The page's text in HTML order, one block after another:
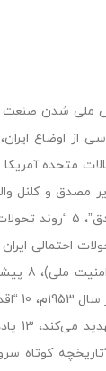
اوضاع
آمریکا که مجموعا 14سند را شامل
“سیاست
1954م، 9
آمریکا
“تاریخچه